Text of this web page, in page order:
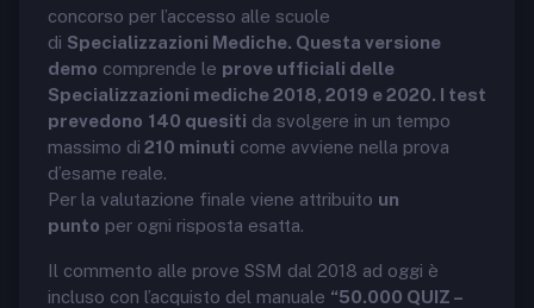
concorso per l’accesso alle scuole
di Specializzazioni Mediche. Questa versione
demo comprende le prove ufficiali delle
Specializzazioni mediche 2018, 2019 e 2020. I test
prevedono 140 quesiti da svolgere in un tempo
massimo di 210 minuti come avviene nella prova
d’esame reale.
Per la valutazione finale viene attribuito un
punto per ogni risposta esatta.
Il commento alle prove SSM dal 2018 ad oggi è
incluso con l’acquisto del manuale “50.000 QUIZ –